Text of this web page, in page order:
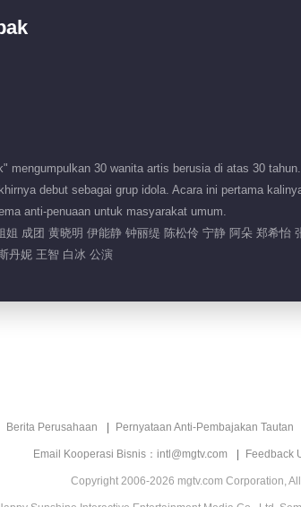
mengumpulkan 30 wanita artis berusia di atas 30
debut sebagai grup idola. Acara ini pertama
anti-penuaan untuk masyarakat umum.
姐 成团 黄晓明 伊能静 钟丽缇 陈松伶 宁静 阿朵 郑希
丹妮 王智 白冰 公演
Berita Perusahaan Pernyataan Anti-Pembajakan Tautan
Email Kooperasi Bisnis：intl@mgtv.com Feedback
Copyright 2006-2026 mgtv.com Corporation,